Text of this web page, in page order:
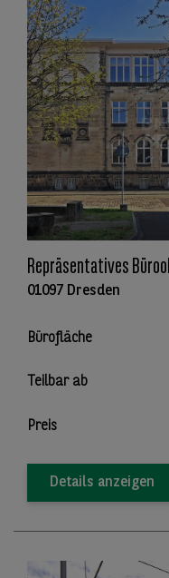
Repräsentatives
01097 Dresden
Bürofläche
Teilbar ab
Preis
Details anzeigen